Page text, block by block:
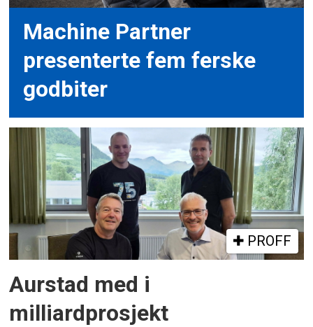
Machine Partner
presenterte fem ferske
godbiter
PROFF
Aurstad med i
milliardprosjekt